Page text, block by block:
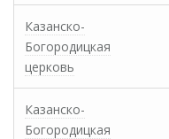
Казанско-
Богородицкая
церковь
Казанско-
Богородицкая